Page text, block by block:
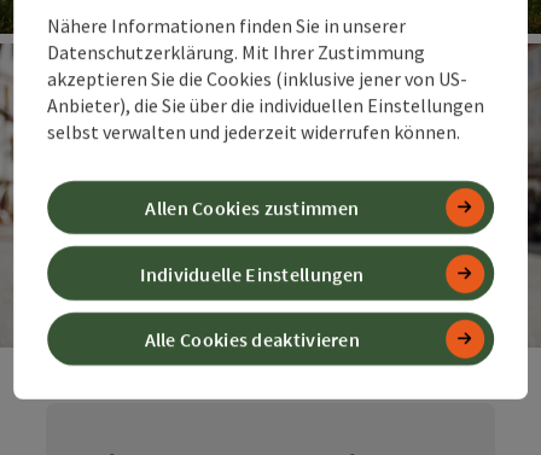
Nähere Informationen finden Sie in unserer
Datenschutzerklärung. Mit Ihrer Zustimmung
akzeptieren Sie die Cookies (inklusive jener von US-
Anbieter), die Sie über die individuellen Einstellungen
selbst verwalten und jederzeit widerrufen können.
Alle Cookies deaktivieren
Individuelle Einstellungen
Allen Cookies zustimmen